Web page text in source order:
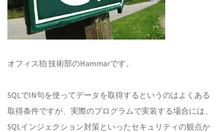
オフィス狛 技術部のHammarです。
SQLでIN句を使ってデータを取得するというのはよくある
取得条件ですが、実際のプログラムで実装する場合には、
SQLインジェクション対策といったセキュリティの観点か